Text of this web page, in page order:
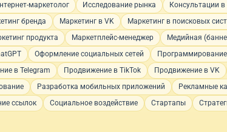
маркетолог Исследование рынка Консультации в
бренда Маркетинг в VK Маркетинг в поисковых
продукта Маркетплейс-менеджер Медийная
Оформление социальных сетей Программирование
в Telegram Продвижение в TikTok Продвижение в VK
Разработка мобильных приложений Рекламные
ссылок Социальное воздействие Стартапы